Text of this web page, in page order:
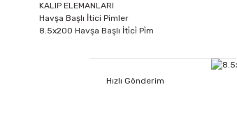
KALIP ELEMANLARI
Havşa Başlı İtici Pimler
8.5x200 Havşa Başlı İti̇ci̇ Pi̇m
Hızlı Gönderim